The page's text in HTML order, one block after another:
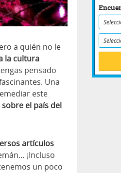
a quién no le
la cultura
pensado
Una
este
el país del
artículos
¡Incluso
un poco